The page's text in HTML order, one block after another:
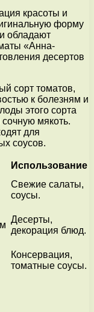
красоты и
форму
обладают
«Анна-
десертов
сорт томатов,
к болезням и
этого сорта
мякоть.
для
соусов.
Использование
Свежие салаты,
соусы.
Десерты,
декорация блюд.
Консервация,
томатные соусы.